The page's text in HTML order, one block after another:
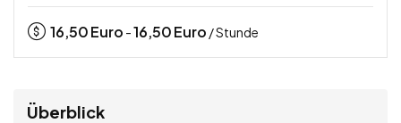
16,50Euro -16,50Euro / Stunde
Überblick